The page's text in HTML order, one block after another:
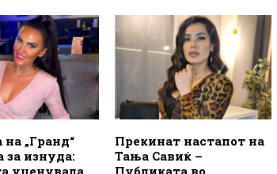
на „Гранд“
за изнуда:
уценувала
Прекинат настапот на
Тања Савиќ –
Публиката во